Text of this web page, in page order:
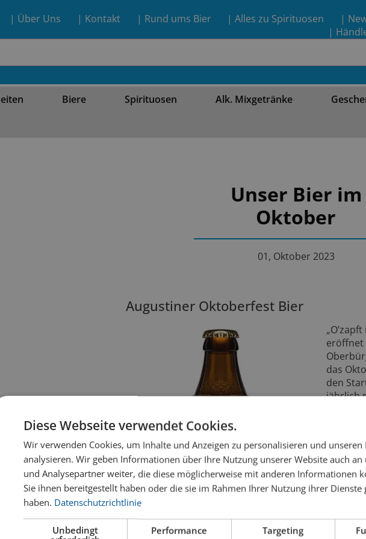
| Über Uns | Kontakt | Rund ums Bier | Alles zu Spirituosen
|
|
Biere Spirituosen Alk. Mixgetränke
Unser Bier im
Oktober
01, Oktober 2023
Augustiner Oktoberfest Bier
eröffnet
das
den
jährlich
lassen.
von
Diese Webseite verwendet Cookies.
Wir verwenden Cookies, um Inhalte und Anzeigen zu personalisieren und unseren
analysieren. Wir geben Informationen über Ihre Nutzung unserer Website auch an
und Analysepartner weiter, die diese möglicherweise mit anderen Informationen
Sie ihnen bereitgestellt haben oder die sie im Rahmen Ihrer Nutzung ihrer Dienste
haben. Datenschutzrichtlinie
Unbedingt
Performance Targeting